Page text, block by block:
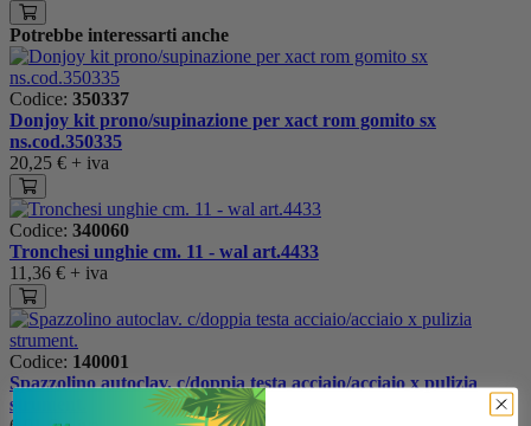
Potrebbe interessarti anche
Codice: 350337
Donjoy kit prono/supinazione per xact rom gomito sx
ns.cod.350335
20,25 € + iva
Codice: 340060
Tronchesi unghie cm. 11 - wal art.4433
11,36 € + iva
Codice: 140001
Spazzolino autoclav. c/doppia testa acciaio/acciaio x pulizia
strument.